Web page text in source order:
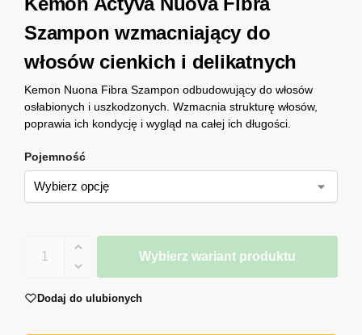
Szampon wzmacniający do
włosów cienkich i delikatnych
Kemon Nuona Fibra Szampon odbudowujący do włosów
osłabionych i uszkodzonych. Wzmacnia strukturę włosów,
poprawia ich kondycję i wygląd na całej ich długości.
Pojemność
Wybierz wariant produktu
Dodaj do ulubionych